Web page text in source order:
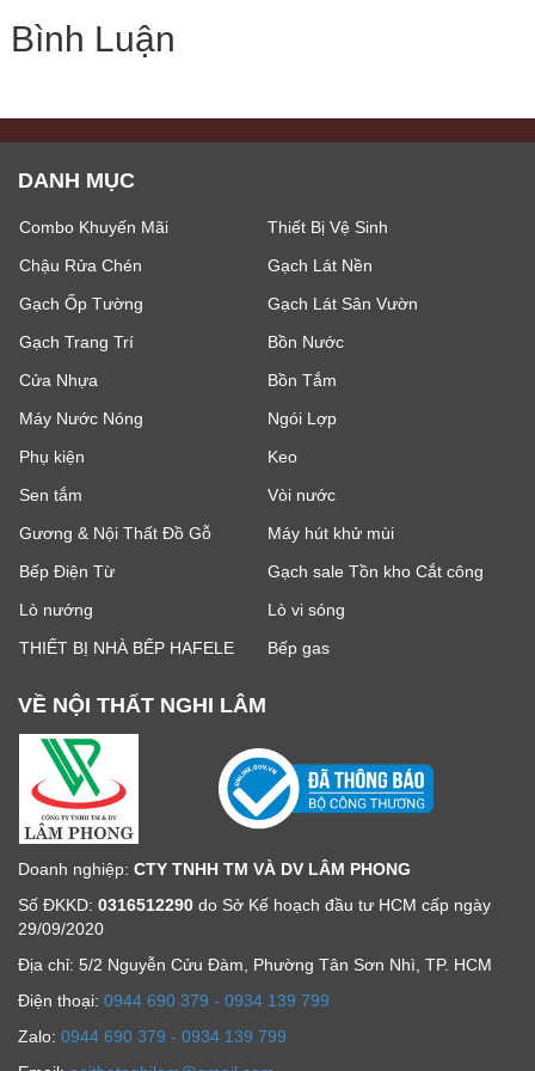
Bình Luận
DANH MỤC
Combo Khuyến Mãi
Thiết Bị Vệ Sinh
Chậu Rửa Chén
Gạch Lát Nền
Gạch Ốp Tường
Gạch Lát Sân Vườn
Gạch Trang Trí
Bồn Nước
Cửa Nhựa
Bồn Tắm
Máy Nước Nóng
Ngói Lợp
Phụ kiện
Keo
Sen tắm
Vòi nước
Gương & Nội Thất Đồ Gỗ
Máy hút khử mùi
Bếp Điện Từ
Gạch sale Tồn kho Cắt công
Lò nướng
Lò vi sóng
THIẾT BỊ NHÀ BẾP HAFELE
Bếp gas
VỀ NỘI THẤT NGHI LÂM
Doanh nghiệp: CTY TNHH TM VÀ DV LÂM PHONG
Số ĐKKD: 0316512290 do Sở Kế hoạch đầu tư HCM cấp ngày
29/09/2020
Địa chỉ: 5/2 Nguyễn Cửu Đàm, Phường Tân Sơn Nhì, TP. HCM
Ðiện thoại: 0944 690 379 - 0934 139 799
Zalo: 0944 690 379 - 0934 139 799